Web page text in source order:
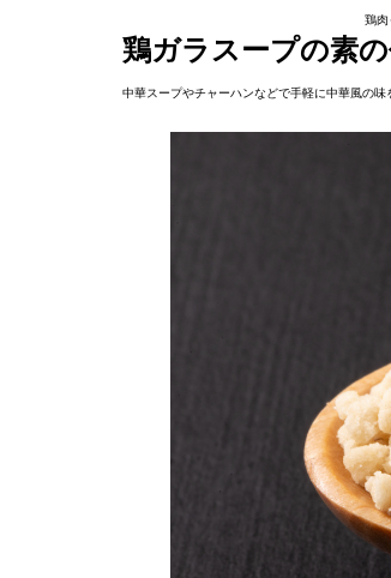
鶏肉
鶏ガラスープの素
中華スープやチャーハンなどで手軽に中華風の